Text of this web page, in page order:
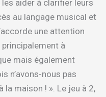
aider à clarifier leurs
au langage musical et
une attention
à
mais également
n’avons-nous pas
la maison ! ». Le jeu à 2,